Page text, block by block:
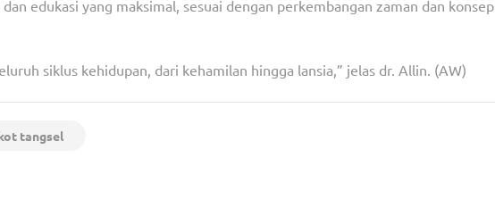
edukasi yang maksimal, sesuai dengan perkembangan zaman dan konsep
siklus kehidupan, dari kehamilan hingga lansia,” jelas dr. Allin. (AW)
tangsel